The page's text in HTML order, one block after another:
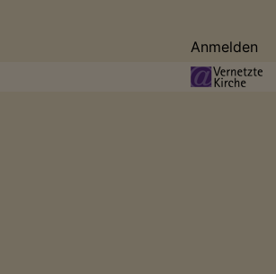
Anmelden